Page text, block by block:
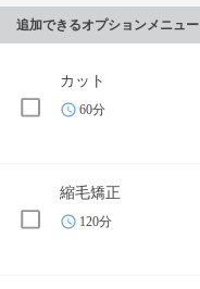
追加できるオプションメニュー
カット
60分
縮毛矯正
120分